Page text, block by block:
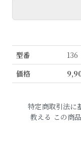
型番
136
価格
特定商取引法に
教える この商